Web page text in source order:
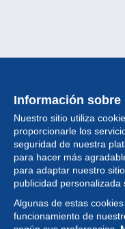
Información sobre
Nuestro sitio utiliza
proporcionarle los
seguridad de nuestra
para hacer más
para adaptar nuestro
publicidad personalizada
Algunas de estas
funcionamiento de
Colección
Noticias